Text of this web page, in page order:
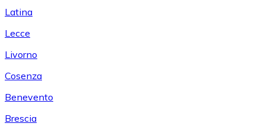
Latina
Lecce
Livorno
Cosenza
Benevento
Brescia